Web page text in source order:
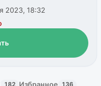
2023, 18:32
182 136